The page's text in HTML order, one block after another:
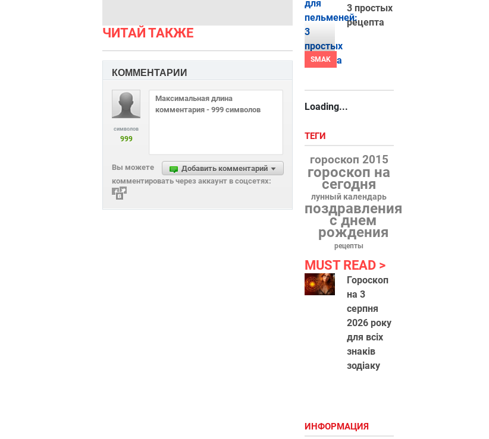
ЧИТАЙ ТАКЖЕ
КОММЕНТАРИИ
символов
999
Добавить комментарий
Вы можете
комментировать через аккаунт в соцсетях:
SMAK
3 простых
рецепта
Loading...
ТЕГИ
гороскоп 2015
гороскоп на
сегодня
лунный календарь
поздравления
с днем
рождения
рецепты
MUST READ
Гороскоп
на 3
серпня
2026 року
для всіх
знаків
зодіаку
ИНФОРМАЦИЯ